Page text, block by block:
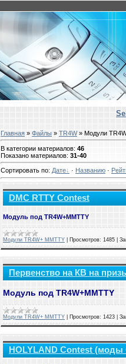
Главная » Файлы » TR4W» Модули
В категории материалов: 46
Показано материалов: 31-40
Сортировать по: Дате · Названию ·
DMC RTTY Contest
Модуль под TR4W+MMTTY
Модули TR4W+ MMTTY Просмотров: 1485
Первенство на КВ на
Модуль под TR4W+MMTTY
Модули TR4W+ MMTTY Просмотров: 1423
HOLYLAND Contest (моды